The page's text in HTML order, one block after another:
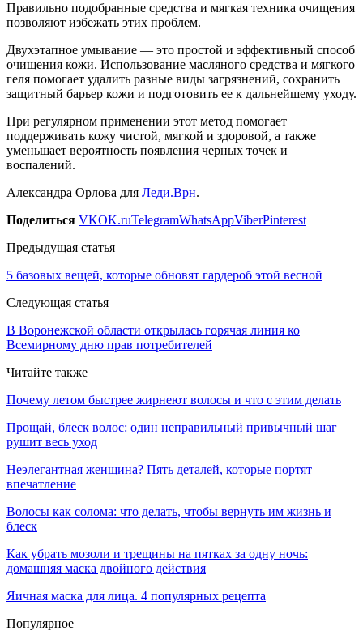
Правильно подобранные средства и мягкая техника очищения
позволяют избежать этих проблем.
Двухэтапное умывание — это простой и эффективный способ
очищения кожи. Использование масляного средства и мягкого
геля помогает удалить разные виды загрязнений, сохранить
защитный барьер кожи и подготовить ее к дальнейшему уходу.
При регулярном применении этот метод помогает
поддерживать кожу чистой, мягкой и здоровой, а также
уменьшает вероятность появления черных точек и
воспалений.
Александра Орлова для Леди.Врн.
Поделиться VKOK.ruTelegramWhatsAppViberPinterest
Предыдущая статья
5 базовых вещей, которые обновят гардероб этой весной
Следующая статья
В Воронежской области открылась горячая линия ко
Всемирному дню прав потребителей
Читайте также
Почему летом быстрее жирнеют волосы и что с этим делать
Прощай, блеск волос: один неправильный привычный шаг
рушит весь уход
Неэлегантная женщина? Пять деталей, которые портят
впечатление
Волосы как солома: что делать, чтобы вернуть им жизнь и
блеск
Как убрать мозоли и трещины на пятках за одну ночь:
домашняя маска двойного действия
Яичная маска для лица. 4 популярных рецепта
Популярное